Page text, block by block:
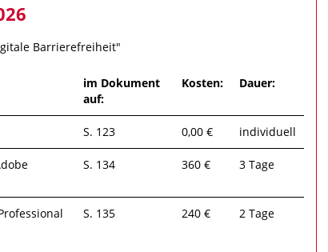
Barrierefreiheit"
im Dokument
auf:
Kosten: Dauer:
S. 123 0,00 € individuell
S. 134 360 € 3 Tage
S. 135 240 € 2 Tage